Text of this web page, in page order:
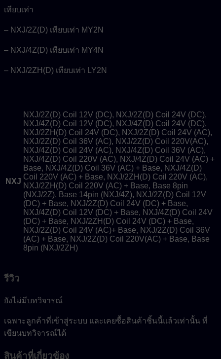
เทียบเท่า
– NXJ/2Z(D) เทียบเท่า MY2N
– NXJ/4Z(D) เทียบเท่า MY4N
– NXJ/2ZH(D) เทียบเท่า LY2N
NXJ
NXJ/2Z(D) Coil 12V (DC), NXJ/2Z(D) Coil 24V (DC),
NXJ/4Z(D) Coil 12V (DC), NXJ/4Z(D) Coil 24V (DC),
NXJ/2ZH(D) Coil 24V (DC), NXJ/2Z(D) Coil 24V (AC),
NXJ/2Z(D) Coil 36V (AC), NXJ/2Z(D) Coil 220V(AC),
NXJ/4Z(D) Coil 24V (AC), NXJ/4Z(D) Coil 36V (AC),
NXJ/4Z(D) Coil 220V (AC), NXJ/4Z(D) Coil 24V (AC) +
Base, NXJ/4Z(D) Coil 36V (AC) + Base, NXJ/4Z(D)
Coil 220V (AC) + Base, NXJ/2ZH(D) Coil 220V (AC),
NXJ/2ZH(D) Coil 220V (AC) + Base, Base 8pin
(NXJ/2Z), Base 14pin (NXJ/4Z), NXJ/2Z(D) Coil 12V
(DC) + Base, NXJ/2Z(D) Coil 24V (DC) + Base,
NXJ/4Z(D) Coil 12V (DC) + Base, NXJ/4Z(D) Coil 24V
(DC) + Base, NXJ/2ZH(D) Coil 24V (DC) + Base,
NXJ/2Z(D) Coil 24V (AC)+ Base, NXJ/2Z(D) Coil 36V
(AC) + Base, NXJ/2Z(D) Coil 220V(AC) + Base, Base
8pin (NXJ/2ZH)
รีวิว
ยังไม่มีบทวิจารณ์
เฉพาะลูกค้าที่เข้าสู่ระบบ และเคยซื้อสินค้าชิ้นนี้แล้วเท่านั้น ที่
เขียนบทวิจารณ์ได้
สินค้าที่เกี่ยวข้อง